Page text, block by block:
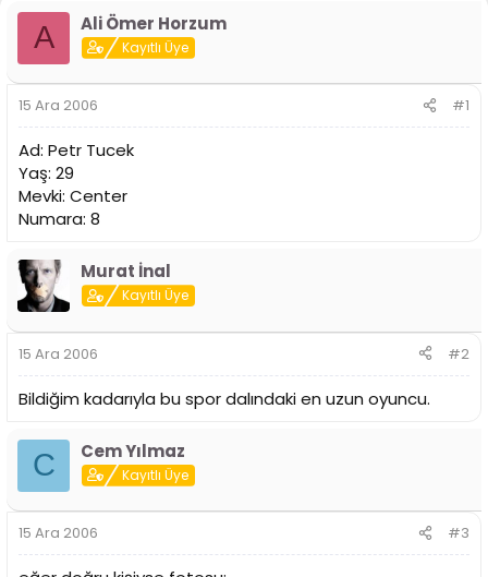
u
y
B
a
ş
l
a
t
a
n
a
n
ı
t
A Ali Ömer Horzum
Kayıtlı Üye
15 Ara 2006 #1
Ad: Petr Tucek
Yaş: 29
Mevki: Center
Numara: 8
Murat İnal
Kayıtlı Üye
15 Ara 2006 #2
Bildiğim kadarıyla bu spor dalındaki en uzun oyuncu.
C Cem Yılmaz
Kayıtlı Üye
15 Ara 2006 #3